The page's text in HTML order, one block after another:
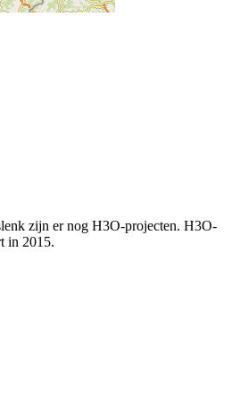
zijn er nog H3O-projecten. H3O-
in 2015.